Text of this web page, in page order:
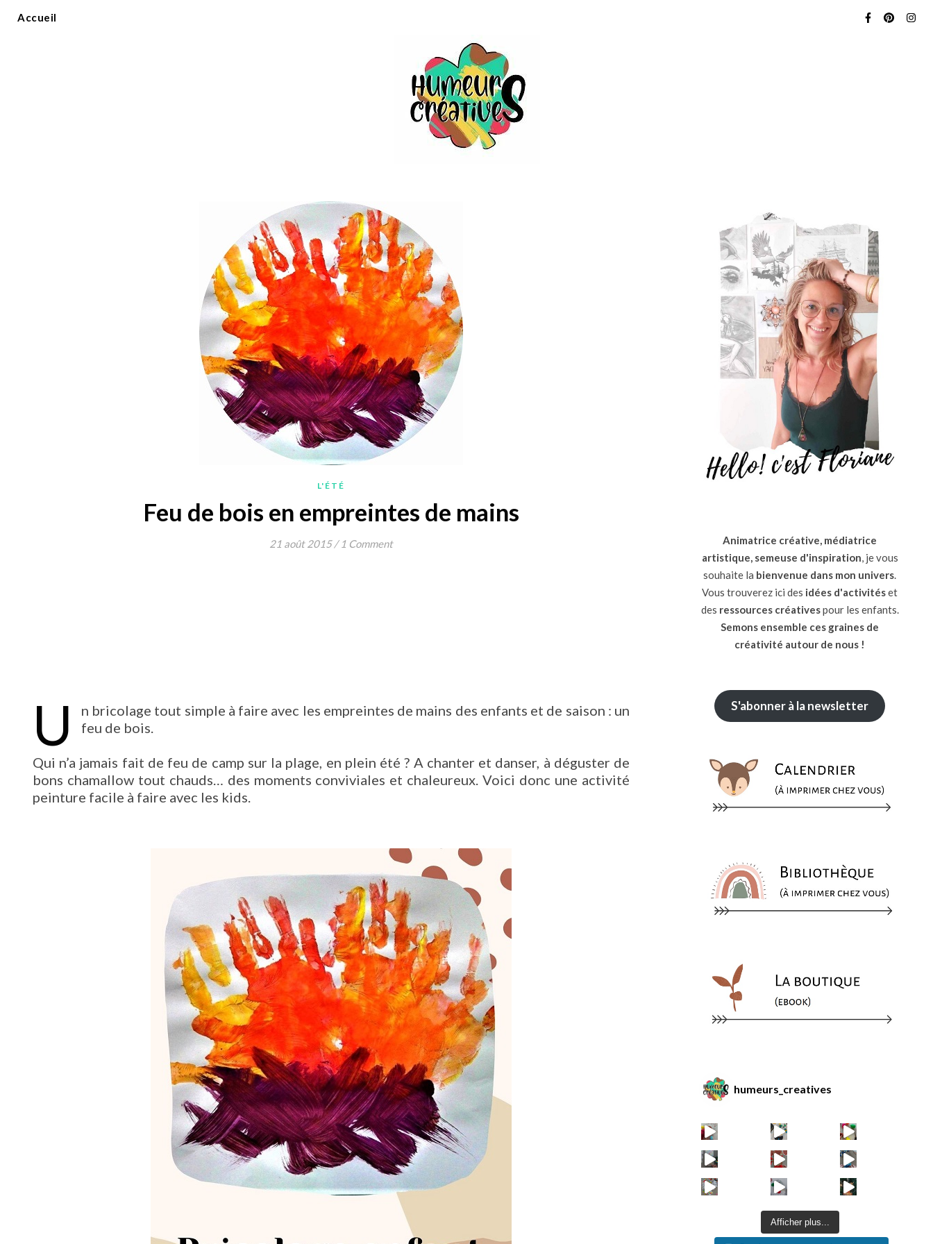
Accueil
L'ÉTÉ
Feu de bois en empreintes de mains
21 août 2015 / 1 Comment
U
n bricolage tout simple à faire avec les empreintes de mains des enfants et de saison : un
feu de bois.
Qui n’a jamais fait de feu de camp sur la plage, en plein été ? A chanter et danser, à déguster de
bons chamallow tout chauds… des moments conviviales et chaleureux. Voici donc une activité
peinture facile à faire avec les kids.
Animatrice créative, médiatrice
artistique, semeuse d'inspiration, je vous
souhaite la bienvenue dans mon univers.
Vous trouverez ici des idées d'activitéset
des ressources créativespour les enfants.
Semons ensemble ces graines de
créativité autour de nous !
S'abonner à la newsletter
humeurs_creatives
Afficher plus...